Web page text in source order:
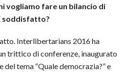
vogliamo fare un bilancio di
soddisfatto?
Interlibertarians 2016 ha
trittico di conferenze, inaugurato
del tema “Quale democrazia?” e